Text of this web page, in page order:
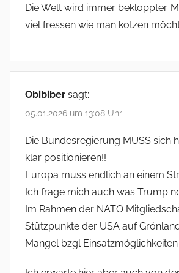
Die Welt wird immer bekloppter.
viel fressen wie man kotzen
Obibiber sagt:
05.01.2026 um 13:08 Uhr
Die Bundesregierung MUSS sich
klar positionieren!!
Europa muss endlich an einem
Ich frage mich auch was Trump
Im Rahmen der NATO
Stützpunkte der USA auf
Mangel bzgl